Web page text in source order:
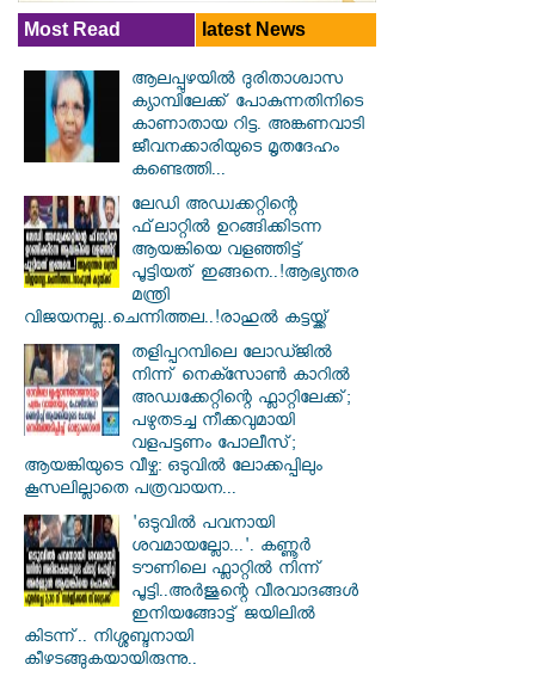
Most Read latest News
ആലപ്പുഴയിൽ ​ദുരിതാശ്വാസ
ക്യാമ്പിലേക്ക് പോകുന്നതിനിടെ
കാണാതായ റിട്ട. അങ്കണവാടി
ജീവനക്കാരിയുടെ മൃതദേഹം
കണ്ടെത്തി...
ലേഡി അഡ്വക്കറ്റിന്റെ
ഫ്‌ലാറ്റിൽ ഉറങ്ങിക്കിടന്ന
ആയങ്കിയെ വളഞ്ഞിട്ട്
പൂട്ടിയത് ഇങ്ങനെ..!ആഭ്യന്തര
മന്ത്രി
വിജയനല്ല..ചെന്നിത്തല..!രാഹുൽ കട്ടയ്ക്ക്
തളിപ്പറമ്പിലെ ലോഡ്ജിൽ
നിന്ന് നെക്സോൺ കാറിൽ
അഡ്വക്കേറ്റിന്റെ ഫ്ലാറ്റിലേക്ക്;
പഴുതടച്ച നീക്കവുമായി
വളപട്ടണം പോലീസ്;
ആയങ്കിയുടെ വീഴ്ച: ഒടുവിൽ ലോക്കപ്പിലും
കൂസലില്ലാതെ പത്രവായന...
'ഒടുവിൽ പവനായി
ശവമായല്ലോ...'. കണ്ണൂര്‍
ടൗണിലെ ഫ്ലാറ്റിൽ നിന്ന്
പൂട്ടി..അർജുന്റെ വീരവാദങ്ങൾ
ഇനിയങ്ങോട്ട് ജയിലിൽ
കിടന്ന്.. നിശ്ശബ്ദനായി
കീഴടങ്ങുകയായിരുന്നു..